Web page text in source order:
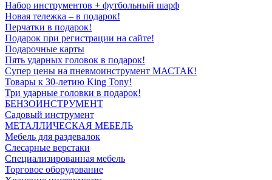
Набор инструментов + футбольный шарф
Новая тележка – в подарок!
Перчатки в подарок!
Подарок при регистрации на сайте!
Подарочные карты
Пять ударных головок в подарок!
Супер цены на пневмоинструмент МАСТАК!
Товары к 30-летию King Tony!
Три ударные головки в подарок!
БЕНЗОИНСТРУМЕНТ
Садовый инструмент
МЕТАЛЛИЧЕСКАЯ МЕБЕЛЬ
Мебель для раздевалок
Слесарные верстаки
Специализированная мебель
Торговое оборудование